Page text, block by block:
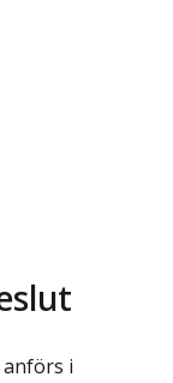
anförs i